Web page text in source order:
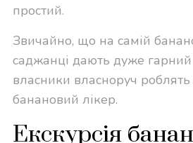
простий.
Звичайно, що на самій
саджанці дають дуже
власники власноруч
банановий лікер.
Екскурсія